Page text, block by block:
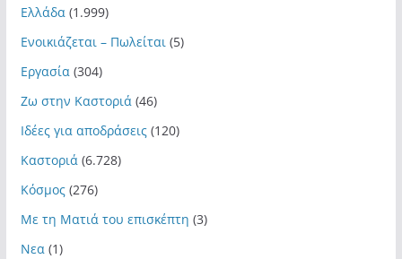
Ελλάδα(1.999)
Ενοικιάζεται – Πωλείται(5)
Εργασία(304)
Ζω στην Καστοριά(46)
Ιδέες για αποδράσεις(120)
Καστοριά(6.728)
Κόσμος(276)
Με τη Ματιά του επισκέπτη (3)
Νεα(1)